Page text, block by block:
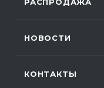
НОВОСТИ
КОНТАКТЫ